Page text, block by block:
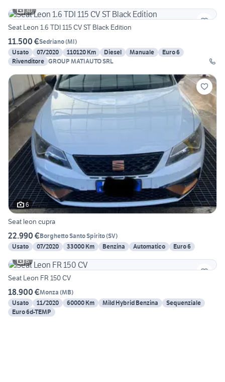
30
Seat Leon 1.6 TDI 115 CV ST Black Edition
11.500 €Sedriano(MI)
Usato
07/2020 110120 Km Diesel Manuale
Euro 6
Rivenditore GROUP MATIAUTO SRL
6
Seat leon cupra
22.990 €Borghetto Santo Spirito(SV)
Usato
07/2020 33000 Km Benzina Automatico
Euro 6
6
Seat Leon FR 150 CV
18.900 €Monza (MB)
Usato
11/2020 60000 Km Mild Hybrid Benzina
Sequenziale
Euro 6d-TEMP